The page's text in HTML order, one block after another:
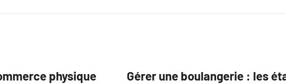
physique
Gérer une boulangerie : les